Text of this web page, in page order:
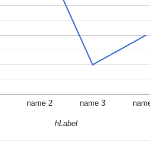
name 2 name 3
hLabel